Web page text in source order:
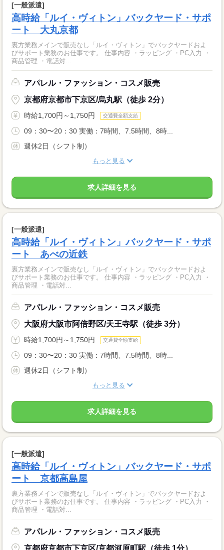
[一般派遣]
高時給「ルイ・ヴィトン」バックヤード・サポ
ート 大丸京都
裏方業務メインで販売なし「ルイ・ヴィトン」でバックヤードおよ
びサポート業務のお仕事です。 仕事内容 ・ラッピング ・PC入力 ・
商品管理 ・電話対...
アパレル・ファッション・コスメ販売
京都府京都市下京区/烏丸駅（徒歩 2分）
時給1,700円～1,750円 交通費全額支給
09：30〜20：30 実働：7時間、7.5時間、8時...
週休2日（シフト制）
もっと見る
求人詳細を見る
[一般派遣]
高時給「ルイ・ヴィトン」バックヤード・サポ
ート あべの近鉄
裏方業務メインで販売なし「ルイ・ヴィトン」でバックヤードおよ
びサポート業務のお仕事です。 仕事内容 ・ラッピング ・PC入力 ・
商品管理 ・電話対...
アパレル・ファッション・コスメ販売
大阪府大阪市阿倍野区/天王寺駅（徒歩 3分）
時給1,700円～1,750円 交通費全額支給
09：30〜20：30 実働：7時間、7.5時間、8時...
週休2日（シフト制）
もっと見る
求人詳細を見る
[一般派遣]
高時給「ルイ・ヴィトン」バックヤード・サポ
ート 京都高島屋
裏方業務メインで販売なし「ルイ・ヴィトン」でバックヤードおよ
びサポート業務のお仕事です。 仕事内容 ・ラッピング ・PC入力 ・
商品管理 ・電話対...
アパレル・ファッション・コスメ販売